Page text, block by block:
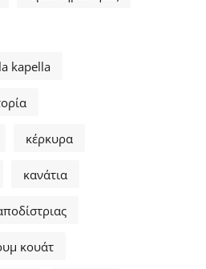
kapella
κέρκυρα
κανάτια
κουάτ